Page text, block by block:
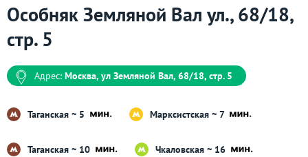
Особняк Земляной Вал ул., 68/18,
стр. 5
Адрес: Москва, ул Земляной Вал, 68/18, стр. 5
Таганская ~ 5 Марксистская ~ 7
Таганская ~ 10 Чкаловская ~ 16